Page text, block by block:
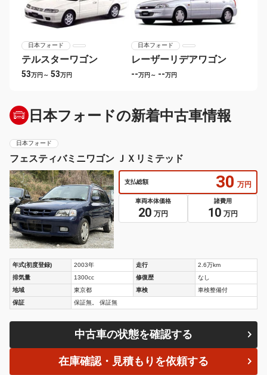
日本フォード
テルスターワゴン
53万円～ 53万円
日本フォード
レーザーリデアワゴン
--万円～ --万円
日本フォードの新着中古車情報
日本フォード
フェスティバミニワゴン ＪＸリミテッド
支払総額 30 万円
車両本体価格
20 万円
諸費用
10 万円
年式(初度登録) 2003年 走行
2.6万km
排気量
1300cc 修復歴
なし
地域
東京都 車検
車検整備付
保証
保証無。 保証無
中古車の状態を確認する
在庫確認・見積もりを依頼する